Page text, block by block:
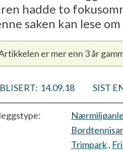
hadde to
saken kan lese
er mer enn 3 år
14.09.18 SIST
Trimpark,